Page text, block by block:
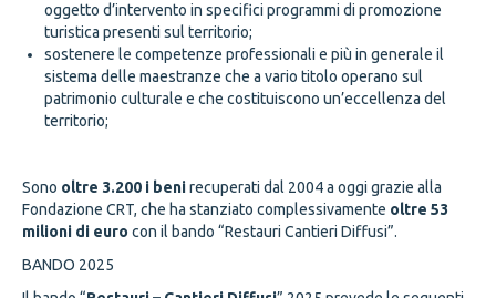
oggetto d’intervento in specifici programmi di promozione
turistica presenti sul territorio;
sostenere le competenze professionali e più in generale il
sistema delle maestranze che a vario titolo operano sul
patrimonio culturale e che costituiscono un’eccellenza del
territorio;
Sono oltre 3.200 i benirecuperati dal 2004 a oggi grazie alla
Fondazione CRT, che ha stanziato complessivamente oltre 53
milioni di euro con il bando “Restauri Cantieri Diffusi”.
BANDO 2025